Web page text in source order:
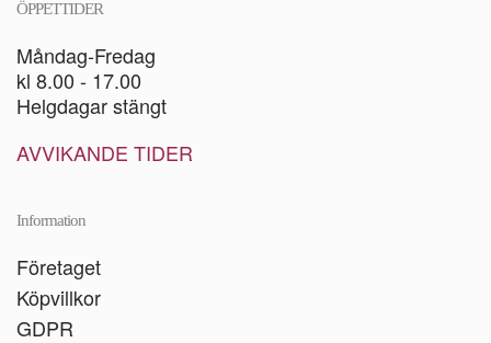
ÖPPETTIDER
Måndag-Fredag
kl 8.00 - 17.00
Helgdagar stängt
AVVIKANDE TIDER
Information
Företaget
Köpvillkor
GDPR